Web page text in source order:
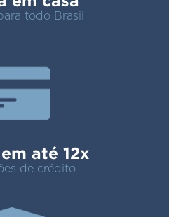
todo Brasil
até 12x
de crédito